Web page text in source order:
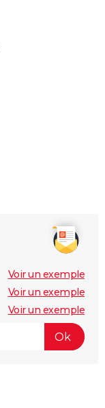
Voir un exemple
Voir un exemple
Voir un exemple